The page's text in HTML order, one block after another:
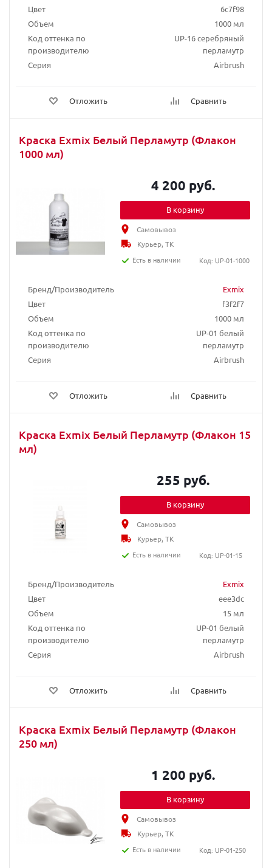
Цвет
6c7f98
Объем
1000 мл
Код оттенка по
производителю
UP-16 серебряный
перламутр
Серия
Airbrush
Отложить Сравнить
Краска Exmix Белый Перламутр (Флакон
1000 мл)
Бренд/Производитель
Exmix
Цвет
f3f2f7
Объем
1000 мл
Код оттенка по
производителю
UP-01 белый
перламутр
Серия
Airbrush
Отложить Сравнить
4 200 руб.
В корзину
Самовывоз
Курьер, ТК
Есть в наличии
Код: UP-01-1000
Краска Exmix Белый Перламутр (Флакон 15
мл)
Бренд/Производитель
Exmix
Цвет
eee3dc
Объем
15 мл
Код оттенка по
производителю
UP-01 белый
перламутр
Серия
Airbrush
Отложить Сравнить
255 руб.
В корзину
Самовывоз
Курьер, ТК
Есть в наличии
Код: UP-01-15
Краска Exmix Белый Перламутр (Флакон
250 мл)
1 200 руб.
В корзину
Самовывоз
Курьер, ТК
Есть в наличии
Код: UP-01-250